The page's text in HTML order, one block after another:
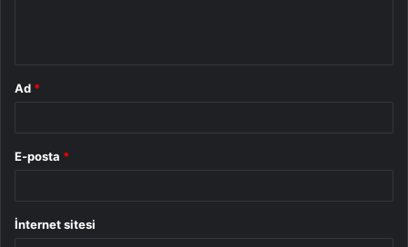
Ad *
E-posta *
İnternet sitesi